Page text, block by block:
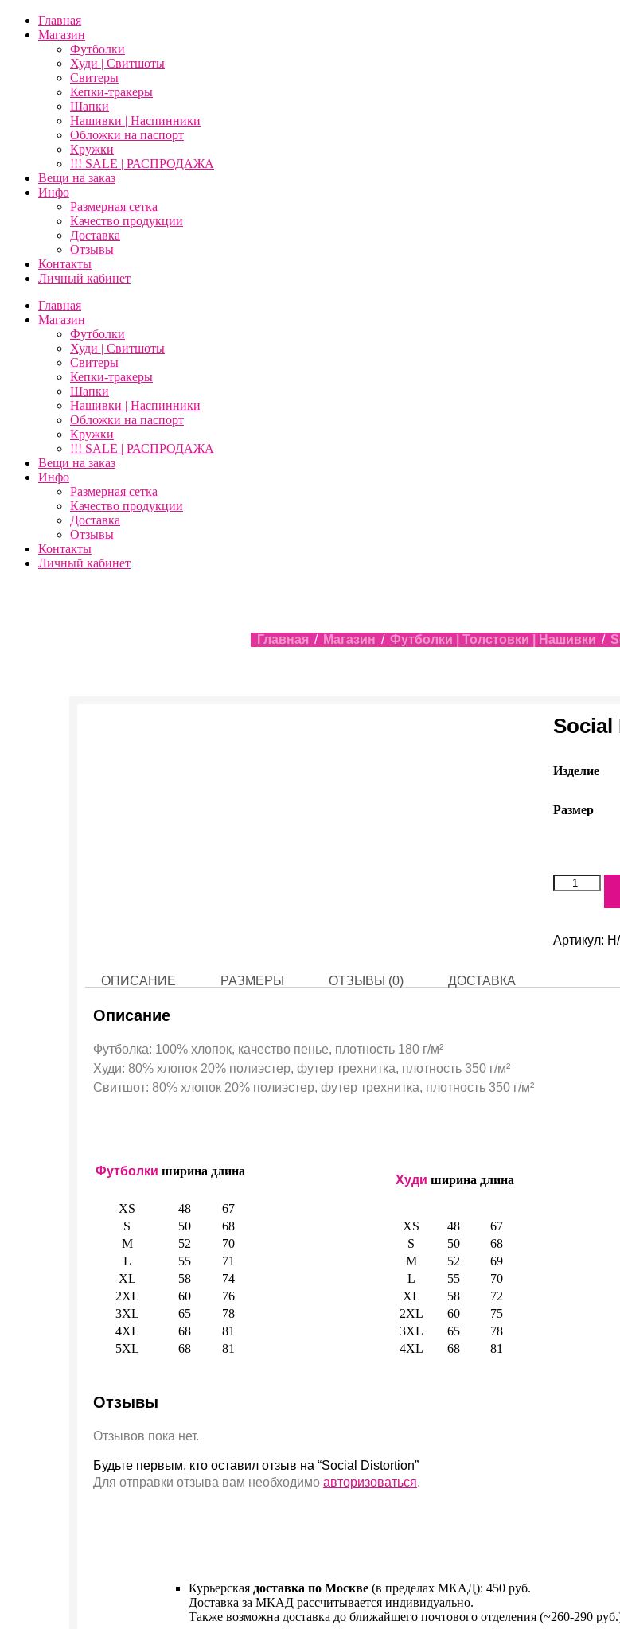
Главная
Магазин
Футболки
Худи | Свитшоты
Свитеры
Кепки-тракеры
Шапки
Нашивки | Наспинники
Обложки на паспорт
Кружки
!!! SALE | РАСПРОДАЖА
Вещи на заказ
Инфо
Размерная сетка
Качество продукции
Доставка
Отзывы
Контакты
Личный кабинет
Главная
Магазин
Футболки
Худи | Свитшоты
Свитеры
Кепки-тракеры
Шапки
Нашивки | Наспинники
Обложки на паспорт
Кружки
!!! SALE | РАСПРОДАЖА
Вещи на заказ
Инфо
Размерная сетка
Качество продукции
Доставка
Отзывы
Контакты
Личный кабинет
Главная / Магазин / Футболки | Толстовки | Нашивки /
Изделие
Размер
Количество
Social
Артикул:
ОПИСАНИЕ РАЗМЕРЫ ОТЗЫВЫ (0) ДОСТАВКА
Описание
Футболка: 100% хлопок, качество пенье, плотность 180 г/м²
Худи: 80% хлопок 20% полиэстер, футер трехнитка, плотность 350 г/м²
Свитшот: 80% хлопок 20% полиэстер, футер трехнитка, плотность 350 г/м²
Футболки ширина длина
XS 48
67
S
50
68
M
52
70
L
55
71
XL
58
74
2XL
60
76
3XL
65
78
4XL
68
81
5XL
68 81
Худи ширина длина
XS 48
67
S
50
68
M
52
69
L
55
70
XL
58
72
2XL
60
75
3XL
65
78
4XL
68 81
Отзывы
Отзывов пока нет.
Будьте первым, кто оставил отзыв на “Social Distortion”
Для отправки отзыва вам необходимо авторизоваться.
Курьерская доставка по Москве (в пределах МКАД): 450 руб.
Доставка за МКАД рассчитывается индивидуально.
Также возможна доставка до ближайшего почтового отделения (~260-290